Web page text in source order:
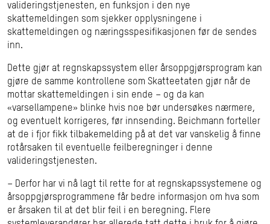
valideringstjenesten, en funksjon i den nye
skattemeldingen som sjekker opplysningene i
skattemeldingen og næringsspesifikasjonen før de sendes
inn.
Dette gjør at regnskapssystem eller årsoppgjørsprogram kan
gjøre de samme kontrollene som Skatteetaten gjør når de
mottar skattemeldingen i sin ende – og da kan
«varsellampene» blinke hvis noe bør undersøkes nærmere,
og eventuelt korrigeres, før innsending. Beichmann forteller
at de i fjor fikk tilbakemelding på at det var vanskelig å finne
rotårsaken til eventuelle feilberegninger i denne
valideringstjenesten.
– Derfor har vi nå lagt til rette for at regnskapssystemene og
årsoppgjørsprogrammene får bedre informasjon om hva som
er årsaken til at det blir feil i en beregning. Flere